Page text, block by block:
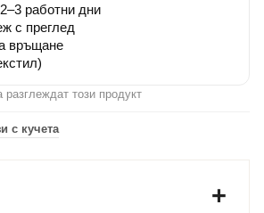
работни дни
с преглед
връщане
този продукт
с кучета